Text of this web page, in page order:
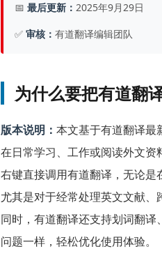
📅 最后更新： 2025年9月29日
✅ 审核： 有道翻译编辑团队
为什么要把有道翻
版本说明： 本文基于有道翻译最
在日常学习、工作或阅读外文
右键直接调用有道翻译，无论是
尤其是对于经常处理英文文献、
同时，有道翻译还支持划词翻
问题一样，轻松优化使用体验。